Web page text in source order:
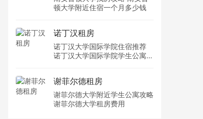
顿大学附近住宿一个月多少钱
诺丁汉租房
诺丁汉大学国际学院住宿推荐
诺丁汉大学国际学院学生公寓多
谢菲尔德租房
谢菲尔德大学附近学生公寓攻略
谢菲尔德大学租房费用